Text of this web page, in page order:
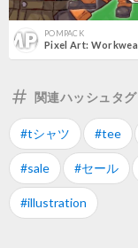
POMPACK
関連ハッシュタグ
#tシャツ #tee
#sale #セール
#illustration